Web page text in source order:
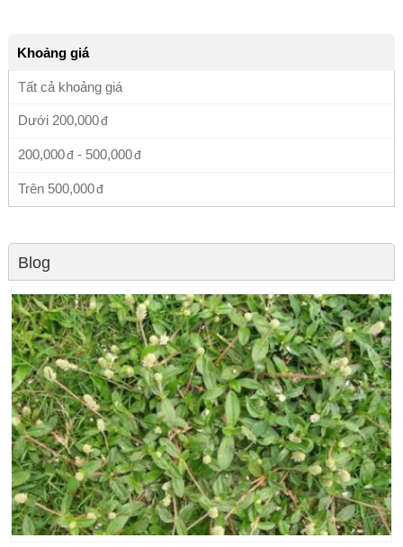
Khoảng giá
Tất cả khoảng giá
Dưới 200,000
200,000 - 500,000
Trên 500,000
Blog